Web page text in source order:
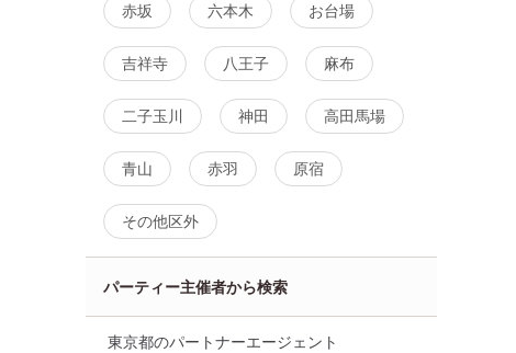
30代向け 40代向け 街コン
赤坂 六本木 お台場
吉祥寺 八王子 麻布
二子玉川 神田 高田馬場
青山 赤羽 原宿
その他区外
パーティー主催者から検索
東京都のパートナーエージェント